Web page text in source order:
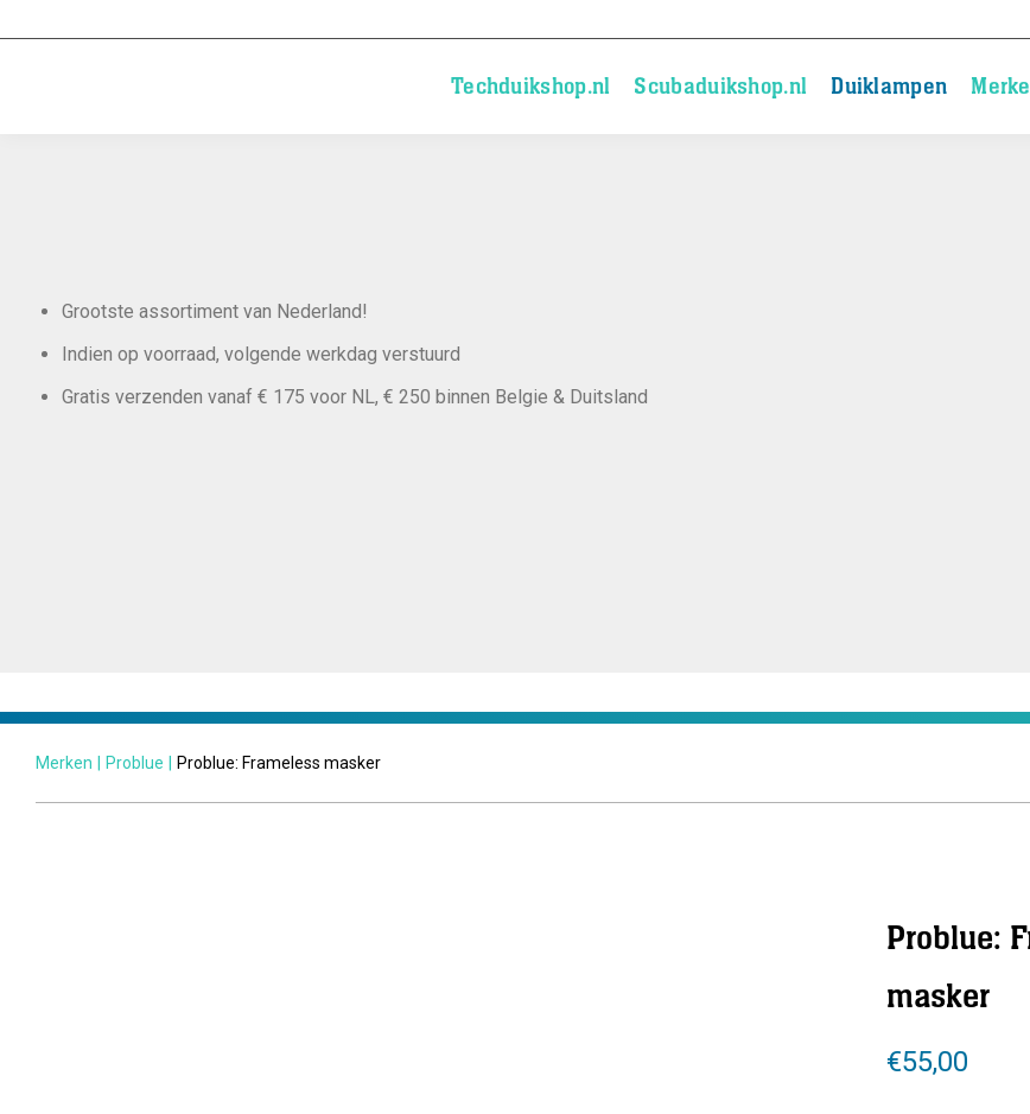
Grootste assortiment van Nederland!
Indien op voorraad, volgende werkdag verstuurd
Gratis verzenden vanaf € 175 voor NL, € 250 binnen Belgie & Duitsland
Techduikshop.nl Scubaduikshop.nl Duiklampen
Merken Problue Problue: Frameless masker
Problue:
masker
€55,00